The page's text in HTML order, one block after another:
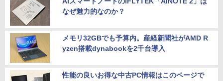
なぜ魅力的なのか？
メモリ32GBでも予算内。産経新聞社がAMD R
yzen搭載dynabookを2千台導入
性能の良いお得な中古PC情報はこのページで